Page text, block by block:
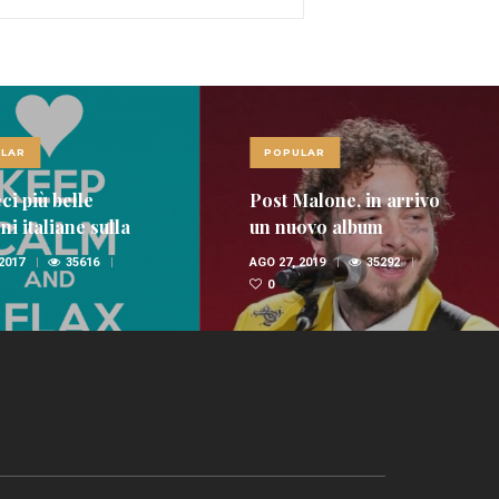
più belle
italiane sulla
35616
POPULAR
Post Malone, in arrivo
un nuovo album
AGO 27, 2019
35292
0